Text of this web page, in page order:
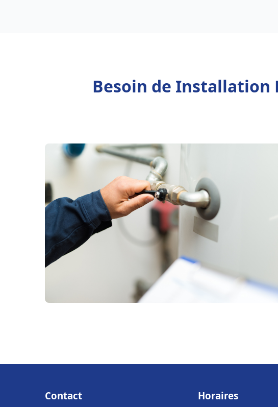
Besoin de Installation
Contact Horaires